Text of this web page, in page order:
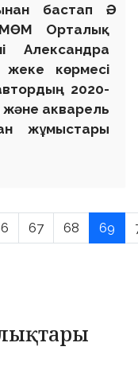
бастап Ә.
Орталық
Александра
көрмесі
2020-
акварель
жұмыстары
67 68 69